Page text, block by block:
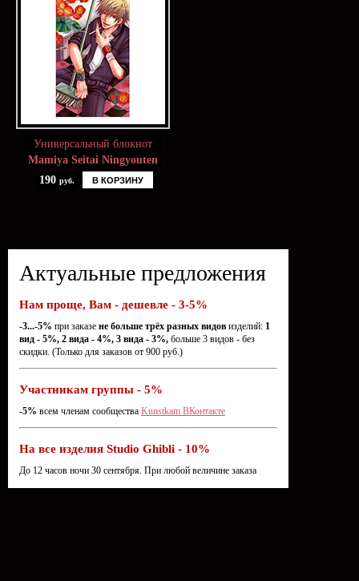
Универсальный блокнот
Mamiya Seitai Ningyouten
190 руб. В КОРЗИНУ
Актуальные предложения
Нам проще, Вам - дешевле - 3-5%
-3...-5% при заказе не больше трёх разных видов изделий: 1
вид - 5%, 2 вида - 4%, 3 вида - 3%, больше 3 видов - без
скидки. (Только для заказов от 900 руб.)
Участникам группы - 5%
-5% всем членам сообщества Kunstkam ВКонтакте
На все изделия Studio Ghibli - 10%
До 12 часов ночи 30 сентября. При любой величине заказа